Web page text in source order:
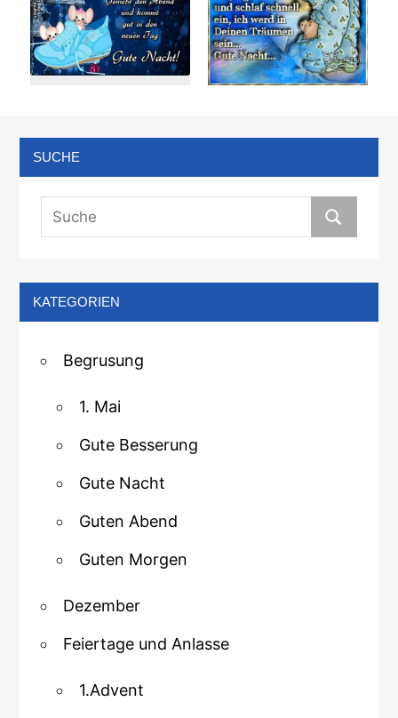
SUCHE
KATEGORIEN
Begrusung
1. Mai
Gute Besserung
Gute Nacht
Guten Abend
Guten Morgen
Dezember
Feiertage und Anlasse
1.Advent